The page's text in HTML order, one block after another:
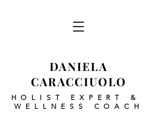
DANIELA
CARACCIUOLO
HOLIST EXPERT &
WELLNESS COACH